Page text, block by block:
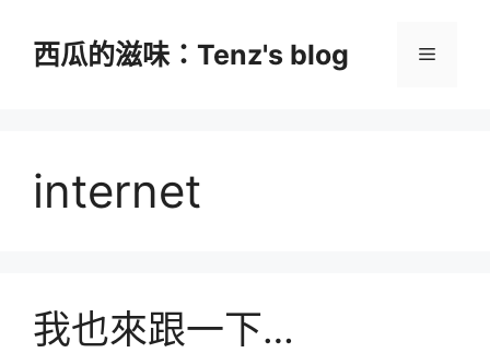
西瓜的滋味：Tenz's blog 選
internet
我也來跟一下…